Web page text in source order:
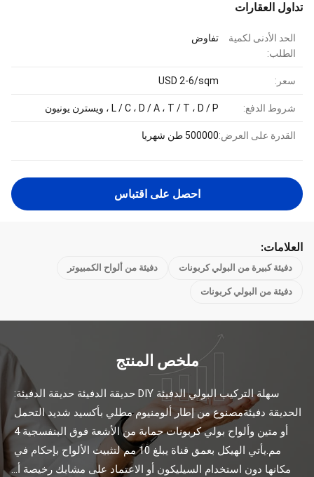
تداول العقارات
الحد الأدنى لكمية
الطلب:
تفاوض
سعر: USD 2-6/sqm
شروط الدفع: L / C ، D / A ، T / T ، D / P ، ويسترن يونيون
القدرة على العرض:500000 طن شهريا
احصل على اقتباس
العلامات:
دفيئة كبيرة من البولي كربونات دفيئة من ألواح الكمبيوتر
دفيئة من البولي كربونات
ملخص المنتج
أو متين وألواح بولي كربونات حماية من الأشعة فوق البنفسجية 4
مكانها دون استخدام السيليكون أو الاعتماد على مشابك رخيصة أ...